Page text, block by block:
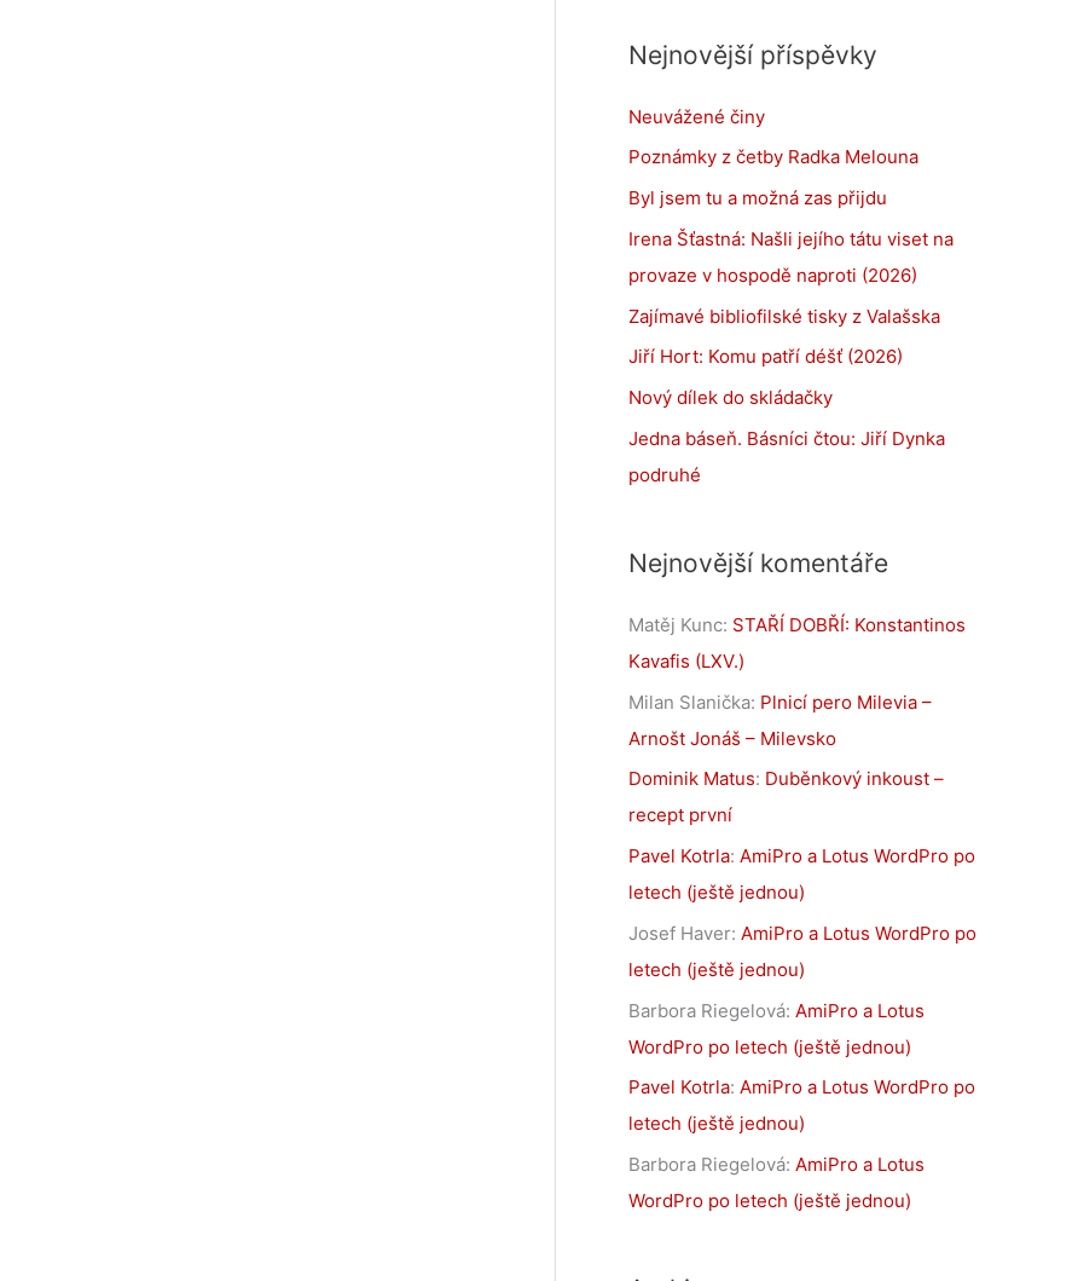
Nejnovější příspěvky
Neuvážené činy
Poznámky z četby Radka Melouna
Byl jsem tu a možná zas přijdu
Irena Šťastná: Našli jejího tátu viset na
provaze v hospodě naproti (2026)
Zajímavé bibliofilské tisky z Valašska
Jiří Hort: Komu patří déšť (2026)
Nový dílek do skládačky
Jedna báseň. Básníci čtou: Jiří Dynka
podruhé
Nejnovější komentáře
Matěj Kunc: STAŘÍ DOBŘÍ: Konstantinos
Kavafis (LXV.)
Milan Slanička: Plnicí pero Milevia –
Arnošt Jonáš – Milevsko
Dominik Matus: Duběnkový inkoust –
recept první
Pavel Kotrla: AmiPro a Lotus WordPro po
letech (ještě jednou)
Josef Haver: AmiPro a Lotus WordPro po
letech (ještě jednou)
Barbora Riegelová: AmiPro a Lotus
WordPro po letech (ještě jednou)
Pavel Kotrla: AmiPro a Lotus WordPro po
letech (ještě jednou)
Barbora Riegelová: AmiPro a Lotus
WordPro po letech (ještě jednou)